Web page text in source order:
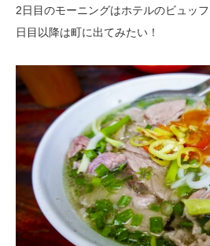
2日目のモーニングはホテルのビュッ
日目以降は町に出てみたい！